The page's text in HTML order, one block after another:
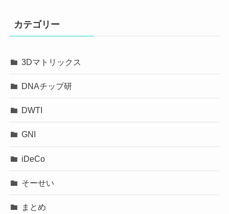
カテゴリー
3Dマトリックス
DNAチップ研
DWTI
GNI
iDeCo
そーせい
まとめ